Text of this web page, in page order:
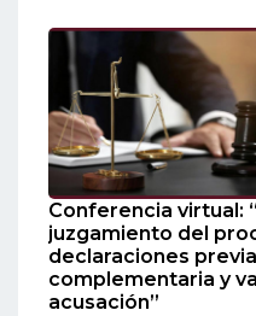
Conferencia virtual:
juzgamiento del
declaraciones
complementaria y
acusación”